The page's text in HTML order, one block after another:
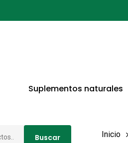
para buscar o ESC para cerrar
Suplementos naturales
Buscar Inicio